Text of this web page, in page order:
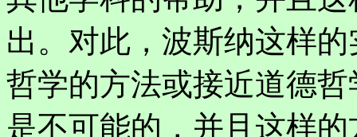
出。对此，波斯纳这样
哲学的方法或接近道德
是不可能的，并且这样